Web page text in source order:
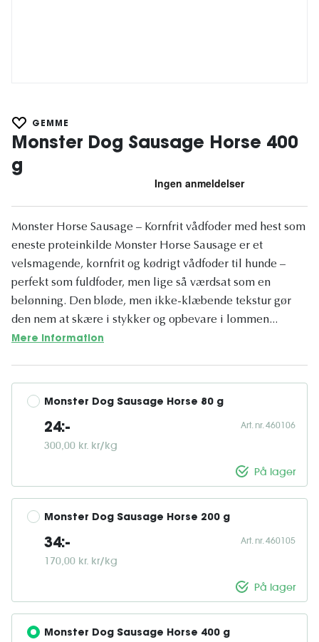
GEMME
Monster Dog Sausage Horse 400
g
Monster Horse Sausage – Kornfrit vådfoder med hest som
eneste proteinkilde Monster Horse Sausage er et
velsmagende, kornfrit og kødrigt vådfoder til hunde –
perfekt som fuldfoder, men lige så værdsat som en
belønning. Den bløde, men ikke-klæbende tekstur gør
den nem at skære i stykker og opbevare i lommen...
Mere information
Monster Dog Sausage Horse 80 g
24:-
300,00 kr. kr/kg
Art. nr. 460106
På lager
Monster Dog Sausage Horse 200 g
34:-
170,00 kr. kr/kg
Art. nr. 460105
På lager
Monster Dog Sausage Horse 400 g